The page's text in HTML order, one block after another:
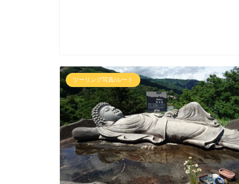
ツーリング写真/ルート